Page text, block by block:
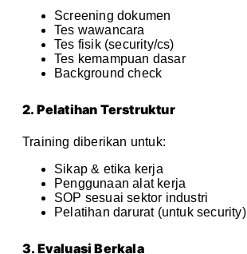
Screening dokumen
Tes wawancara
Tes fisik (security/cs)
Tes kemampuan dasar
Background check
2. Pelatihan Terstruktur
Training diberikan untuk:
Sikap & etika kerja
Penggunaan alat kerja
SOP sesuai sektor industri
Pelatihan darurat (untuk security)
3. Evaluasi Berkala